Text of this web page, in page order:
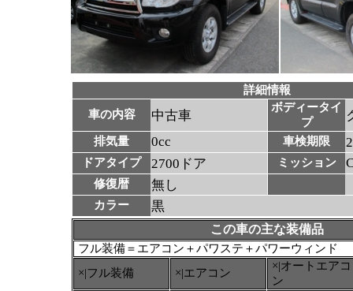
詳細情報
車の内容
中古車
ボディータイ
プ
排気量 0cc 車検期限
ドアタイプ 2700ドア ミッション
修復暦 無し
カラー 黒
この車の主な装備品
フル装備＝エアコン＋パワステ＋パワーウィンド
×|フル装備
×|エアコン
×|オートエアコ
ン